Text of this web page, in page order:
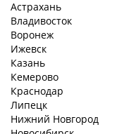
Астрахань
Владивосток
Воронеж
Ижевск
Казань
Кемерово
Краснодар
Липецк
Нижний Новгород